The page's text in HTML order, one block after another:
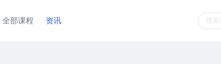
全部课程 资讯